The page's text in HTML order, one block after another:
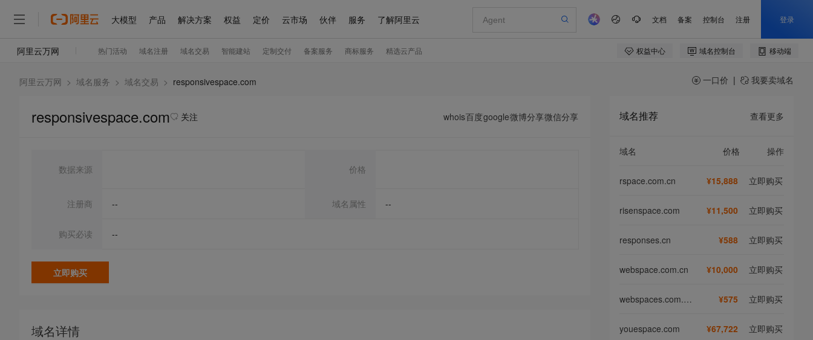
阿里云万网 > 域名服务 > 域名交易 > responsivespace.com 一口价 | 我要卖域名
responsivespace.com 关注 whois百度google微博分享微信分享
数据来源 价格
注册商 -- 域名属性 --
购买必读 --
立即购买
域名详情
域名推荐 查看更多
域名 价格 操作
rspace.com.cn ¥15,888 立即购买
risenspace.com ¥11,500 立即购买
responses.cn ¥588 立即购买
webspace.com.cn ¥10,000 立即购买
webspaces.com.cn ¥575 立即购买
youespace.com ¥67,722 立即购买